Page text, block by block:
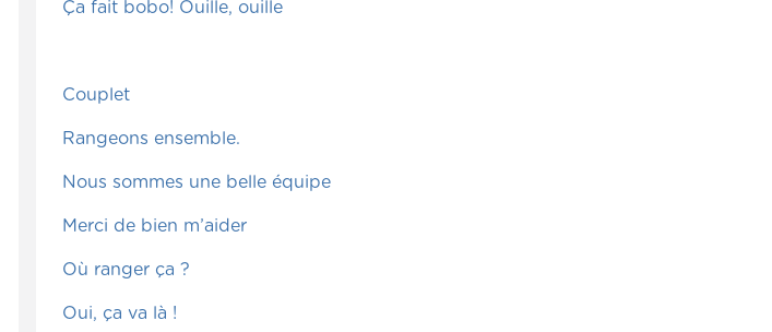
Ça fait bobo! Ouille, ouille
Couplet
Rangeons ensemble.
Nous sommes une belle équipe
Merci de bien m’aider
Où ranger ça ?
Oui, ça va là !